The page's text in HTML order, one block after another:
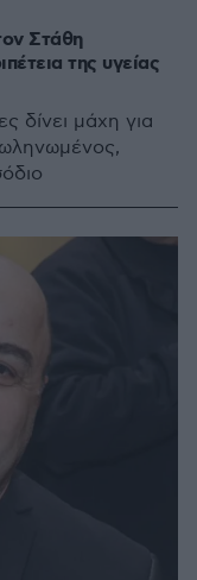
Στάθη
της υγείας
δίνει μάχη για